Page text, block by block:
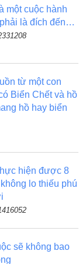
một cuộc hành
là đích đến…
từ một con
Biển Chết và hồ
hồ hay biển
hiện được 8
lo thiếu phú
sẽ không bao